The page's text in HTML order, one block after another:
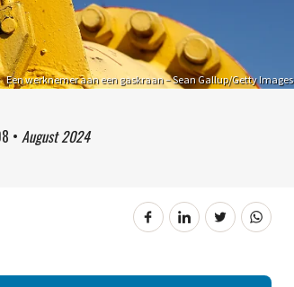
Een werknemer aan een gaskraan – Sean Gallup/Getty Images
• August 2024